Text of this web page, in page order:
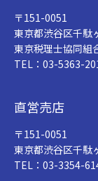
〒151-0051
東京都渋谷区千駄
東京税理士協同組
TEL：03-5363-
直営売店
〒151-0051
東京都渋谷区千駄
TEL：03-3354-